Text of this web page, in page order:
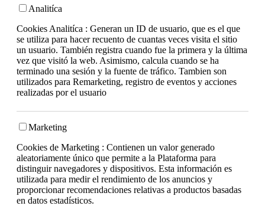
Analitíca
Cookies Analitíca : Generan un ID de usuario, que es el que
se utiliza para hacer recuento de cuantas veces visita el sitio
un usuario. También registra cuando fue la primera y la última
vez que visitó la web. Asimismo, calcula cuando se ha
terminado una sesión y la fuente de tráfico. Tambien son
utilizados para Remarketing, registro de eventos y acciones
realizadas por el usuario
Marketing
Cookies de Marketing : Contienen un valor generado
aleatoriamente único que permite a la Plataforma para
distinguir navegadores y dispositivos. Esta información es
utilizada para medir el rendimiento de los anuncios y
proporcionar recomendaciones relativas a productos basadas
en datos estadísticos.